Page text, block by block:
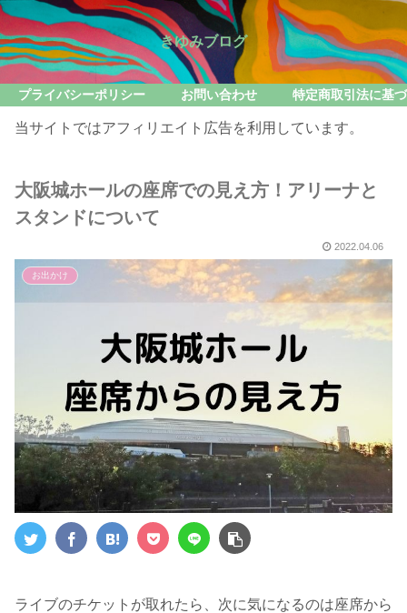
きゆみブログ
プライバシーポリシー お問い合わせ 特定商取引法に基
当サイトではアフィリエイト広告を利用しています。
大阪城ホールの座席での見え方！アリーナと
スタンドについて
2022.04.06
お出かけ
ライブのチケットが取れたら、次に気になるのは座席から